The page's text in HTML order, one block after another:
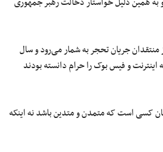
منتقدان جریان تحجر به شمار می‌رود و سال
و فیس بوک را حرام دانسته بودند
کسی است که متمدن و متدین باشد نه اینکه